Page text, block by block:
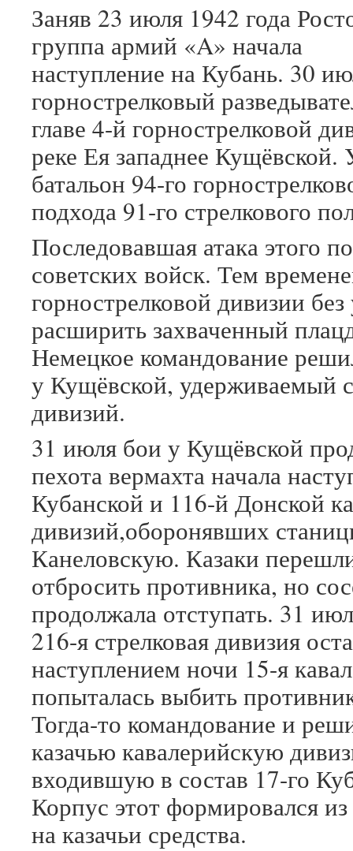
Заняв 23 июля 1942 года
группа армий «A» начала
наступление на Кубань. 30
горнострелковый
главе 4-й горнострелковой
реке Ея западнее
батальон 94-го
подхода 91-го стрелкового
Последовавшая атака этого
советских войск. Тем
горнострелковой дивизии
расширить захваченный
Немецкое командование
у Кущёвской, удерживаемый
дивизий.
31 июля бои у Кущёвской
пехота вермахта начала
Кубанской и 116-й Донской
дивизий,оборонявших
Канеловскую. Казаки
отбросить противника, но
продолжала отступать. 31
216-я стрелковая дивизия
наступлением ночи 15-я
попыталась выбить
Тогда-то командование и
казачью кавалерийскую
входившую в состав 17-го
Корпус этот формировался
на казачьи средства.